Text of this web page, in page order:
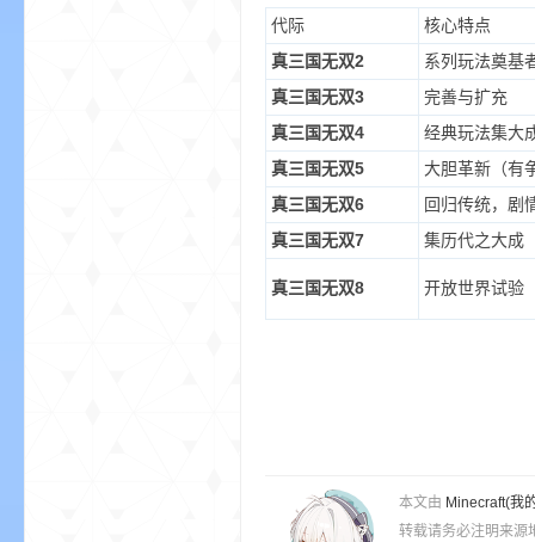
代际
核心特点
真三国无双2
系列玩法奠基
真三国无双3
完善与扩充
真三国无双4
经典玩法集大
真三国无双5
大胆革新（有
真三国无双6
回归传统，剧
真三国无双7
集历代之大成
真三国无双8 开放世界试验
本文由 Minecraft(我
转载请务必注明来源